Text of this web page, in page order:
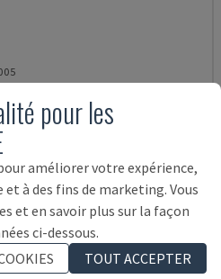
pour les
améliorer votre expérience,
à des fins de marketing. Vous
et en savoir plus sur la façon
ci-dessous.
TOUT ACCEPTER